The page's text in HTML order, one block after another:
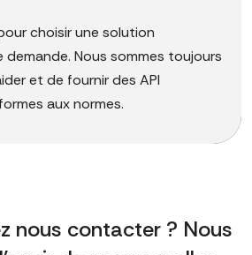
choisir une solution
demande. Nous sommes toujours
et de fournir des API
aux normes.
nous contacter ? Nous